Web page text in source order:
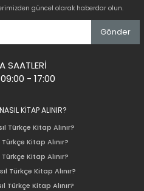
güncel olarak haberdar olun.
Gönder
SAATLERİ
- 17:00
KİTAP ALINIR?
Türkçe Kitap Alınır?
Kitap Alınır?
Kitap Alınır?
Türkçe Kitap Alınır?
Türkçe Kitap Alınır?